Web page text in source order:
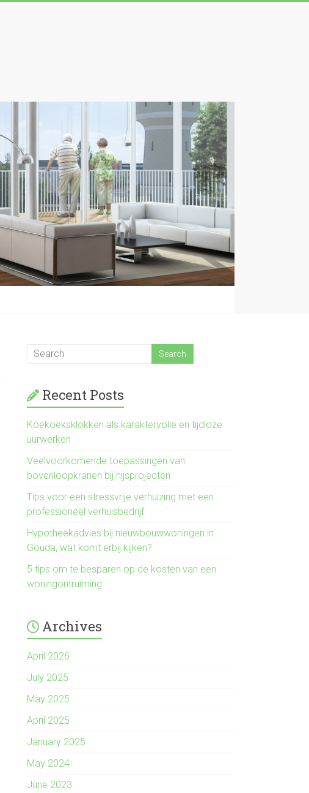
Recent Posts
Koekoeksklokken als karaktervolle en tijdloze
uurwerken
Veelvoorkomende toepassingen van
bovenloopkranen bij hijsprojecten
Tips voor een stressvrije verhuizing met een
professioneel verhuisbedrijf
Hypotheekadvies bij nieuwbouwwoningen in
Gouda, wat komt erbij kijken?
5 tips om te besparen op de kosten van een
woningontruiming
Archives
April 2026
July 2025
May 2025
April 2025
January 2025
May 2024
June 2023